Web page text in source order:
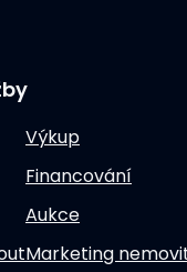
Výkup
Financování
Aukce
Marketing